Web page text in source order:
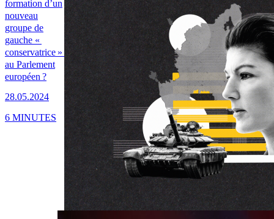
formation d’un
nouveau
groupe de
gauche «
conservatrice »
au Parlement
européen ?
28.05.2024
6 MINUTES